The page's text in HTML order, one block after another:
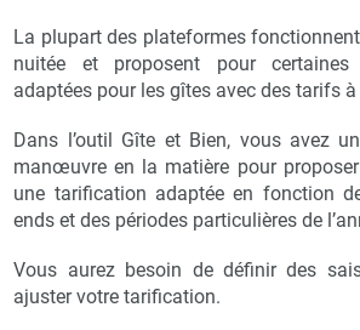
La plupart des plateformes
nuitée et proposent pour
adaptées pour les gîtes avec des tarifs
Dans l’outil Gîte et Bien, vous avez
manœuvre en la matière pour
une tarification adaptée en fonction
ends et des périodes particulières de
Vous aurez besoin de définir des
ajuster votre tarification.